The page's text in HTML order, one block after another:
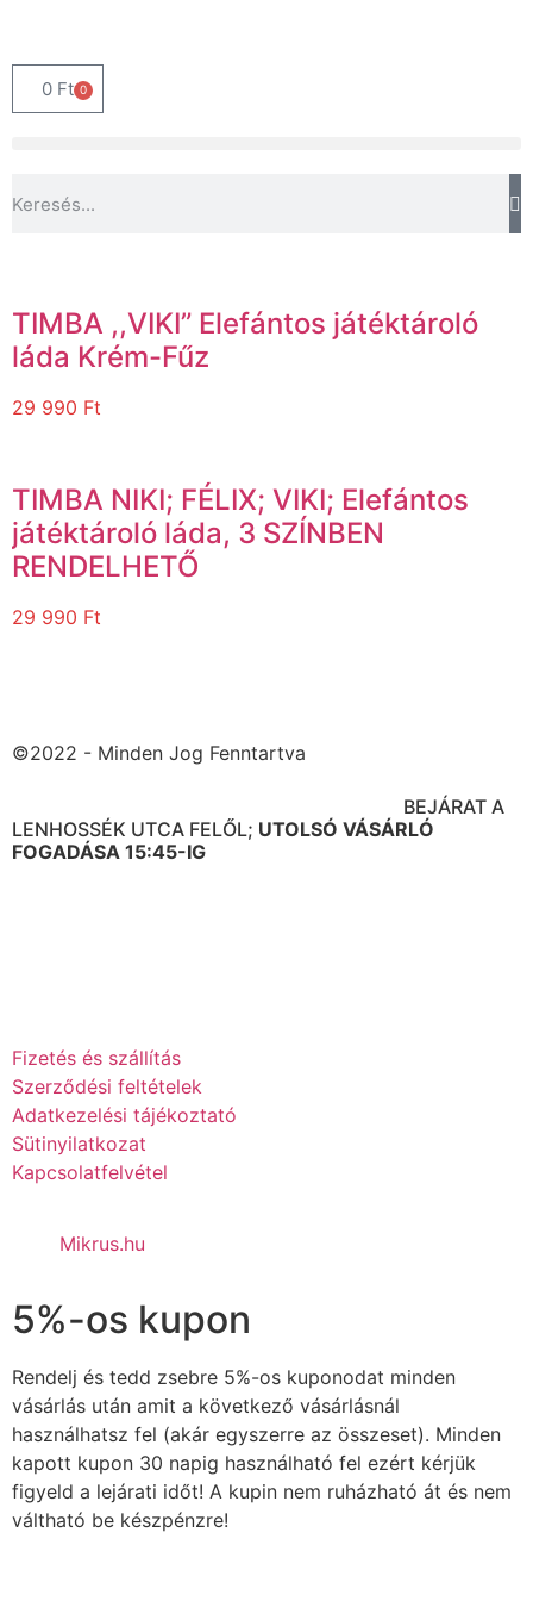
0 Ft 0
TIMBA ,,VIKI” Elefántos játéktároló
láda Krém-Fűz
29 990 Ft
TIMBA NIKI; FÉLIX; VIKI; Elefántos
játéktároló láda, 3 SZÍNBEN
RENDELHETŐ
29 990 Ft
©2022 - Minden Jog Fenntartva
BEJÁRAT A
LENHOSSÉK UTCA FELŐL; UTOLSÓ VÁSÁRLÓ
FOGADÁSA 15:45-IG
Fizetés és szállítás
Szerződési feltételek
Adatkezelési tájékoztató
Sütinyilatkozat
Kapcsolatfelvétel
Mikrus.hu
5%-os kupon
Rendelj és tedd zsebre 5%-os kuponodat minden
vásárlás után amit a következő vásárlásnál
használhatsz fel (akár egyszerre az összeset). Minden
kapott kupon 30 napig használható fel ezért kérjük
figyeld a lejárati időt! A kupin nem ruházható át és nem
váltható be készpénzre!